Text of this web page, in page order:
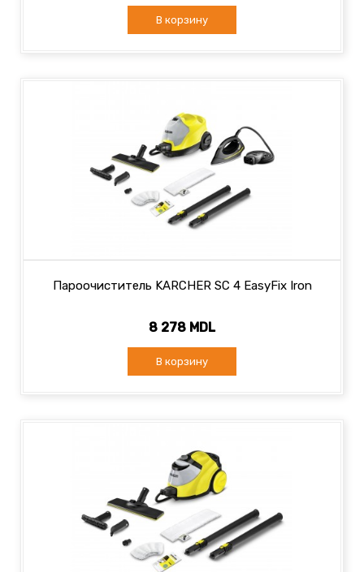
В корзину
Пароочиститель KARCHER SC 4 EasyFix Iron
8 278 MDL
В корзину